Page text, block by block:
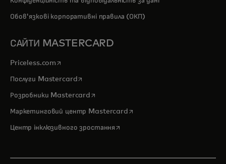
Обов'язкові корпоративні правила (ОКП)
САЙТИ MASTERCARD
Priceless.com opens in a new tab
Послуги Mastercardopens in a new tab
Розробники Mastercard opens in a new tab
Маркетинговий центр Mastercardopens in a new tab
Центр інклюзивного зростання opens in a new tab